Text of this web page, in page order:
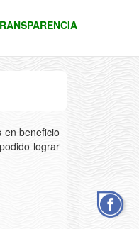
en beneficio
lograr